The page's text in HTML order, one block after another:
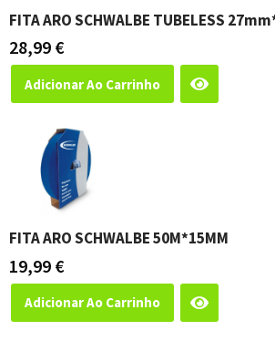
FITA ARO SCHWALBE TUBELESS
28,99 €
Adicionar Ao Carrinho
FITA ARO SCHWALBE 50M*15MM
19,99 €
Adicionar Ao Carrinho